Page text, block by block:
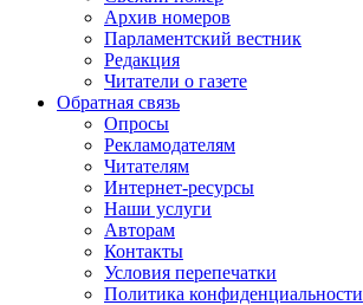
Архив номеров
Парламентский вестник
Редакция
Читатели о газете
Обратная связь
Опросы
Рекламодателям
Читателям
Интернет-ресурсы
Наши услуги
Авторам
Контакты
Условия перепечатки
Политика конфиденциальности